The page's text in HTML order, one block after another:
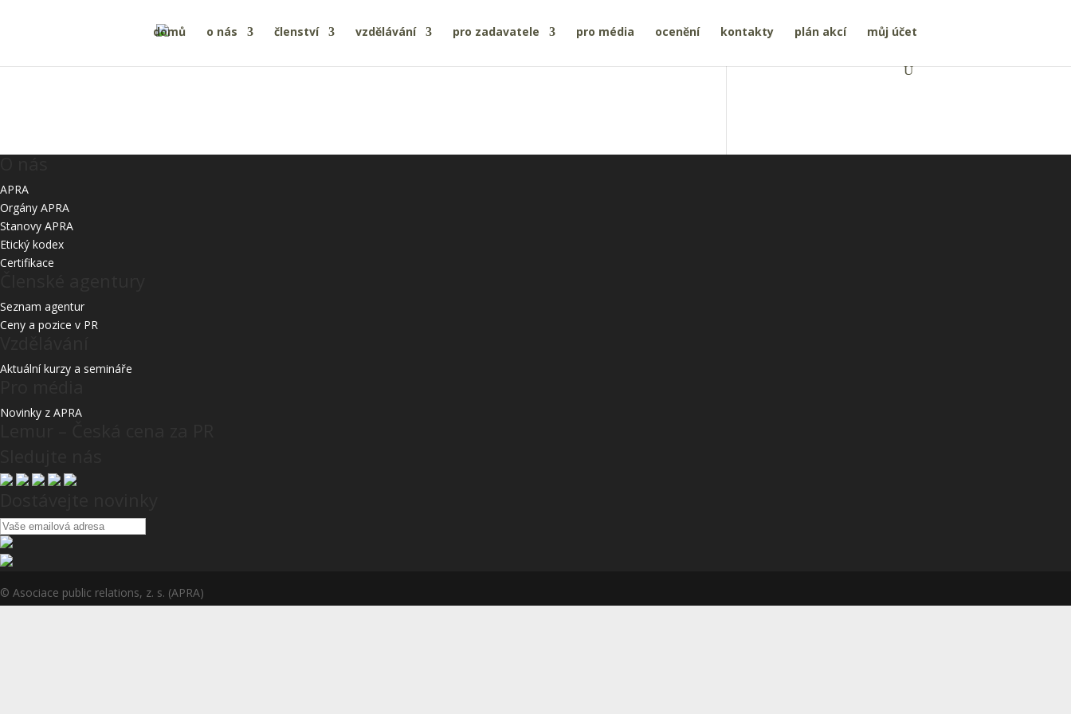
domů o nás členství vzdělávání pro zadavatele pro média ocenění kontakty plán akcí můj účet
APRA
Orgány APRA
Stanovy APRA
Etický kodex
Certifikace
Seznam agentur
Ceny a pozice v PR
Aktuální kurzy a semináře
Novinky z APRA
© Asociace public relations, z. s. (APRA)